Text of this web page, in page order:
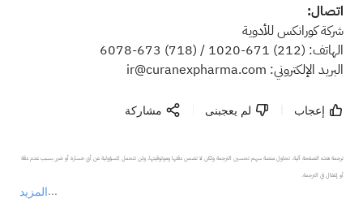
اتصال:
شركة كورانكس للأدوية
الهاتف: (212)
(718)
البريد الإلكتروني: ir@curanexpharma.com
إعجاب لم يعجبنى مشاركة
المزيد
ترجمة هذه الصفحة آلية. تحاول منصة سهم تحسين الترجمة ولكن لا تضمن دقتها وموثوقيتها، ولن تتحمل المسؤولية عن أي خسارة أو ضرر بسبب عدم دقة
أو إغفال في الترجمة.